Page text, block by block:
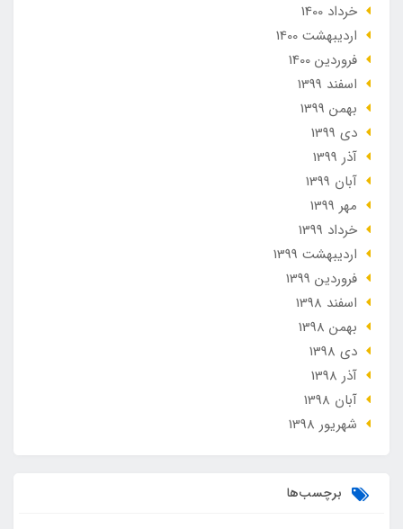
خرداد 1400
ارديبهشت 1400
فروردین 1400
اسفند 1399
بهمن 1399
دی 1399
آذر 1399
آبان 1399
مهر 1399
خرداد 1399
ارديبهشت 1399
فروردین 1399
اسفند 1398
بهمن 1398
دی 1398
آذر 1398
آبان 1398
شهریور 1398
برچسب‌ها